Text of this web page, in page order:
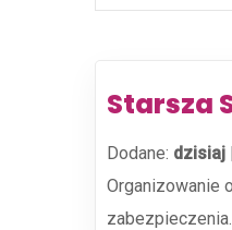
Starsza
Dodane: dzisiaj |
Organizowanie